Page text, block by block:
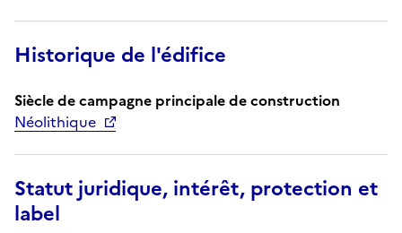
Historique de l'édifice
Siècle de campagne principale de construction
Néolithique
Statut juridique, intérêt, protection et
label